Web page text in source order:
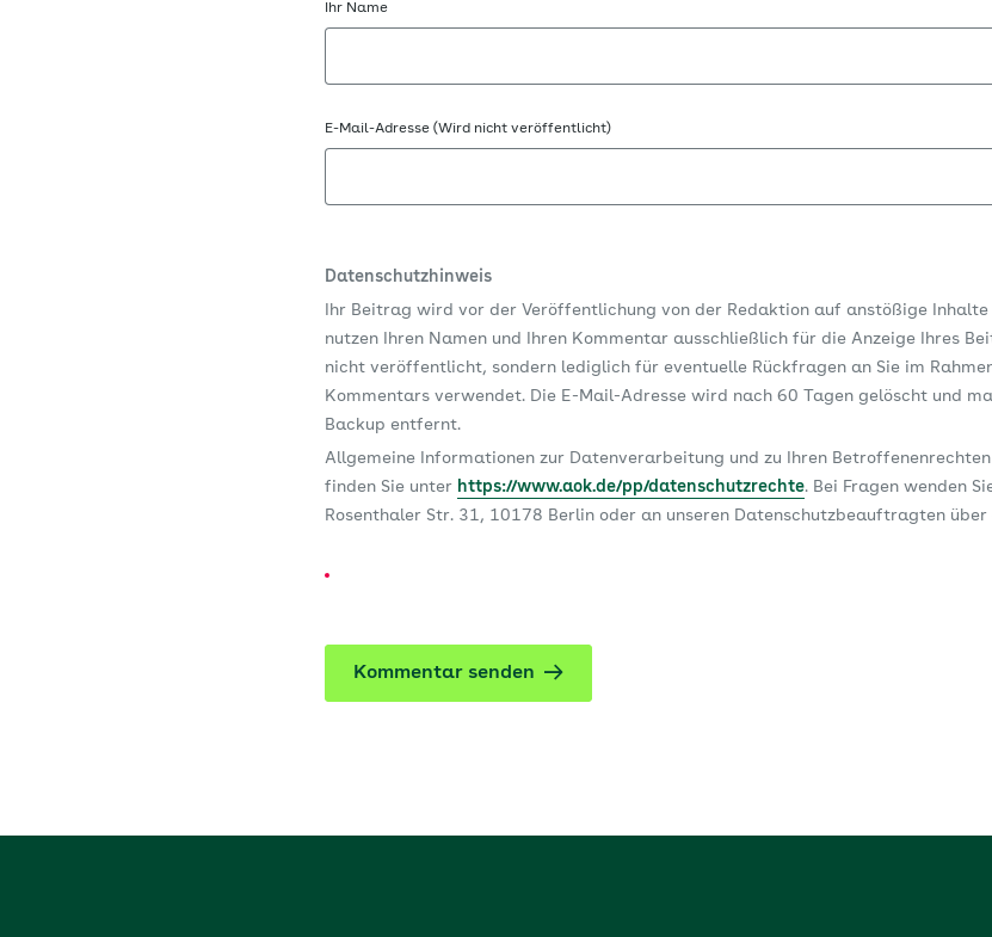
Ihr Name
E-Mail-Adresse (Wird nicht veröffentlicht)
Datenschutzhinweis
Ihr Beitrag wird vor der Veröffentlichung von der Redaktion auf anstößige
nutzen Ihren Namen und Ihren Kommentar ausschließlich für die Anzeige Ihres
nicht veröffentlicht, sondern lediglich für eventuelle Rückfragen an Sie im
Kommentars verwendet. Die E-Mail-Adresse wird nach 60 Tagen gelöscht und
Backup entfernt.
Allgemeine Informationen zur Datenverarbeitung und zu Ihren
finden Sie unter https://www.aok.de/pp/datenschutzrechte. Bei Fragen wenden
Rosenthaler Str. 31, 10178 Berlin oder an unseren Datenschutzbeauftragten über
Kommentar senden